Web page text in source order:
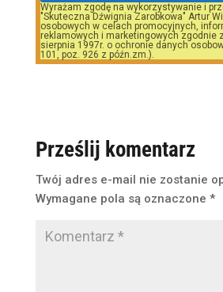
Wyrażam zgodę na wykorzystywanie i
"Skuteczna Dźwignia Zarobkowa" Artur
osobowych w celach promocyjnych,
reklamowych i marketingowych zgodnie
sierpnia 1997r. o ochronie danych
101, poz. 926 z późn.zm.).
Prześlij komentarz
Twój adres e-mail nie zostanie
Wymagane pola są oznaczone *